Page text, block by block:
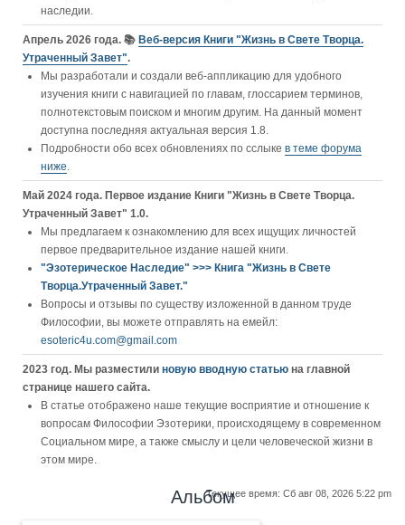
наследии.
Апрель 2026 года. 📚 Веб-версия Книги "Жизнь в Свете Творца.
Утраченный Завет".
Мы разработали и создали веб-аппликацию для удобного
изучения книги c навигацией по главам, глоссарием терминов,
полнотекстовым поиском и многим другим. На данный момент
доступна последняя актуальная версия 1.8.
Подробности обо всех обновлениях по сслыке в теме форума
ниже.
Май 2024 года. Первое издание Книги "Жизнь в Свете Творца.
Утраченный Завет" 1.0.
Мы предлагаем к ознакомлению для всех ищущих личностей
первое предварительное издание нашей книги.
"Эзотерическое Наследие" >>> Книга "Жизнь в Свете
Творца.Утраченный Завет."
Вопросы и отзывы по существу изложенной в данном труде
Философии, вы можете отправлять на емейл:
esoteric4u.com@gmail.com
2023 год. Мы разместили новую вводную статью на главной
странице нашего сайта.
В статье отображено наше текущие восприятие и отношение к
вопросам Философии Эзотерики, происходящему в современном
Социальном мире, а также смыслу и цели человеческой жизни в
этом мире.
Текущее время: Сб авг 08, 2026 5:22 pm
Альбом